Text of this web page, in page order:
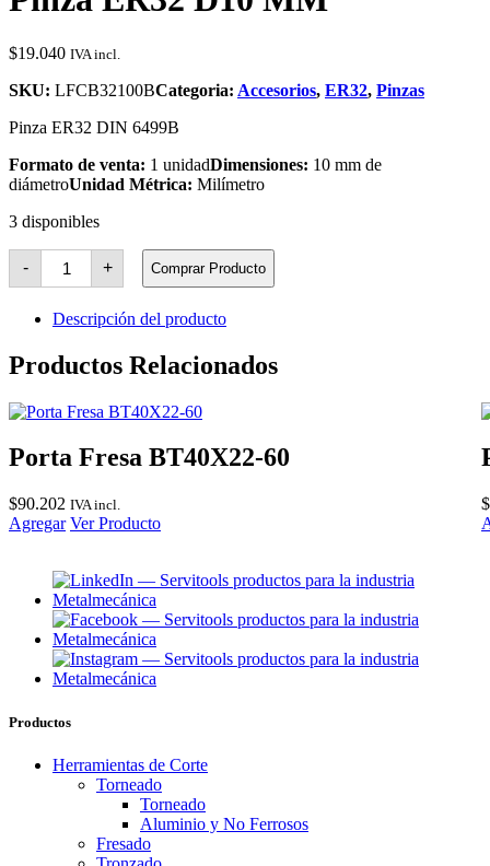
$19.040 IVA incl.
SKU: LFCB32100BCategoria: Accesorios, ER32, Pinzas
Pinza ER32 DIN 6499B
Formato de venta: 1 unidadDimensiones: 10 mm de
diámetroUnidad Métrica: Milímetro
3 disponibles
-
Pinza
ER32
D10
MM
cantidad
+ Comprar Producto
Descripción del producto
Productos Relacionados
Porta Fresa BT40X22-60
$90.202 IVA incl.
Agregar Ver Producto
$
Productos
Herramientas de Corte
Torneado
Torneado
Aluminio y No Ferrosos
Fresado